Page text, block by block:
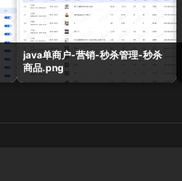
java单商户-营销-秒杀管理-秒杀
商品.png